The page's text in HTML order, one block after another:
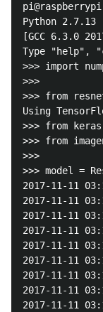
Python
[GCC 6.3.0
Type "help",
>>> import
>>>
>>> from
Using
>>> from
>>> from
>>>
>>> model =
2017-11-11
2017-11-11
2017-11-11
2017-11-11
2017-11-11
2017-11-11
2017-11-11
2017-11-11
2017-11-11